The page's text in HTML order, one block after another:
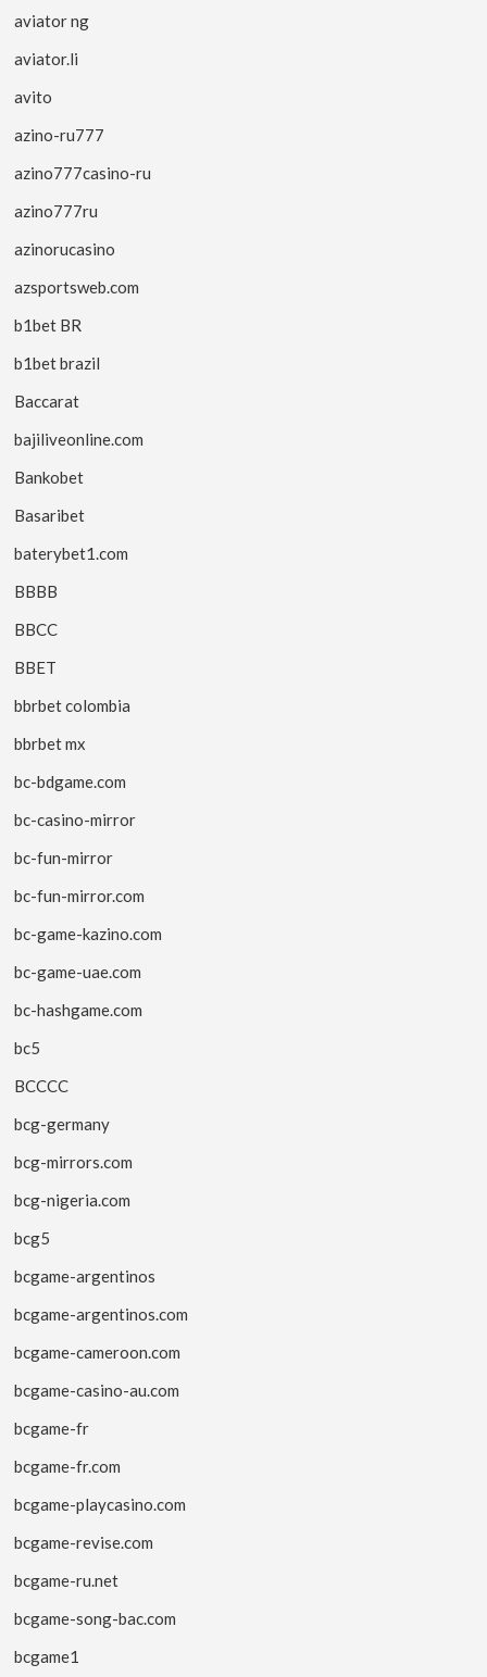
aviator ng
aviator.li
avito
azino-ru777
azino777casino-ru
azino777ru
azinorucasino
azsportsweb.com
b1bet BR
b1bet brazil
Baccarat
bajiliveonline.com
Bankobet
Basaribet
baterybet1.com
BBBB
BBCC
BBET
bbrbet colombia
bbrbet mx
bc-bdgame.com
bc-casino-mirror
bc-fun-mirror
bc-fun-mirror.com
bc-game-kazino.com
bc-game-uae.com
bc-hashgame.com
bc5
BCCCC
bcg-germany
bcg-mirrors.com
bcg-nigeria.com
bcg5
bcgame-argentinos
bcgame-argentinos.com
bcgame-cameroon.com
bcgame-casino-au.com
bcgame-fr
bcgame-fr.com
bcgame-playcasino.com
bcgame-revise.com
bcgame-ru.net
bcgame-song-bac.com
bcgame1